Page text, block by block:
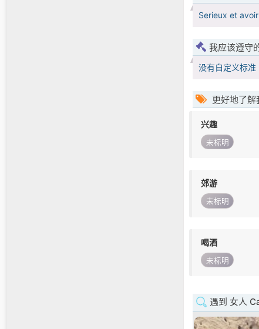
Serieux et
我应该遵守
没有自定义标准
更好地了解
兴趣
未标明
郊游
未标明
喝酒
未标明
遇到 女人